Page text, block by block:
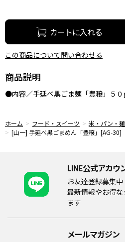
この商品について問い合わせる
商品説明
●内容／手延べ黒ごま麺「豊穣」５
ホーム フード・スイーツ 米・パン・
[山一] 手延べ黒ごまめん「豊穣」[AG-30]
LINE公式アカウ
お友達登録募集中
最新情報やお得
ます
メールマガジン​